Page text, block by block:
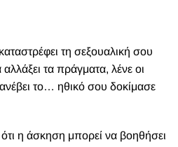
τη σεξουαλική σου
τα πράγματα, λένε οι
το… ηθικό σου δοκίμασε
η άσκηση μπορεί να βοηθήσει